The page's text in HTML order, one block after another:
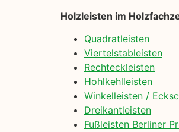
Holzleisten im
Quadratleisten
Viertelstableisten
Rechteckleisten
Hohlkehlleisten
Winkelleisten /
Dreikantleisten
Fußleisten Berliner